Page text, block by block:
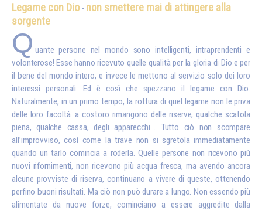
Legame con Dio- non smettere mai di attingere alla
sorgente
Q uante persone nel mondo sono intelligenti, intraprendenti e
volonterose! Esse hanno ricevuto quelle qualità per la gloria di Dio e per
il bene del mondo intero, e invece le mettono al servizio solo dei loro
interessi personali. Ed è così che spezzano il legame con Dio.
Naturalmente, in un primo tempo, la rottura di quel legame non le priva
delle loro facoltà: a costoro rimangono delle riserve, qualche scatola
piena, qualche cassa, degli apparecchi… Tutto ciò non scompare
all’improvviso, così come la trave non si sgretola immediatamente
quando un tarlo comincia a roderla. Quelle persone non ricevono più
nuovi rifornimenti, non ricevono più acqua fresca, ma avendo ancora
alcune provviste di riserva, continuano a vivere di queste, ottenendo
perfino buoni risultati. Ma ciò non può durare a lungo. Non essendo più
alimentate da nuove forze, cominciano a essere aggredite dalla